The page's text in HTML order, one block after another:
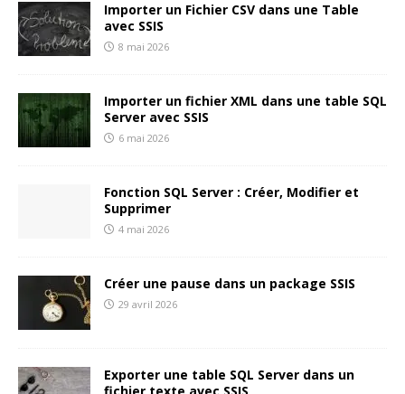
Importer un Fichier CSV dans une Table
avec SSIS
8 mai 2026
Importer un fichier XML dans une table SQL
Server avec SSIS
6 mai 2026
Fonction SQL Server : Créer, Modifier et
Supprimer
4 mai 2026
Créer une pause dans un package SSIS
29 avril 2026
Exporter une table SQL Server dans un